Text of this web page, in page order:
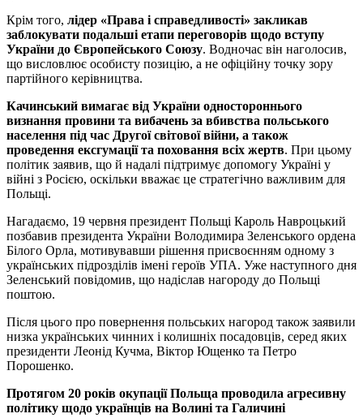
Крім того, лідер «Права і справедливості» закликав
заблокувати подальші етапи переговорів щодо вступу
України до Європейського Союзу. Водночас він наголосив,
що висловлює особисту позицію, а не офіційну точку зору
партійного керівництва.
Качинський вимагає від України одностороннього
визнання провини та вибачень за вбивства польського
населення під час Другої світової війни, а також
проведення ексгумації та поховання всіх жертв. При цьому
політик заявив, що й надалі підтримує допомогу Україні у
війні з Росією, оскільки вважає це стратегічно важливим для
Польщі.
Нагадаємо, 19 червня президент Польщі Кароль Навроцький
позбавив президента України Володимира Зеленського ордена
Білого Орла, мотивувавши рішення присвоєнням одному з
українських підрозділів імені героїв УПА. Уже наступного дня
Зеленський повідомив, що надіслав нагороду до Польщі
поштою.
Після цього про повернення польських нагород також заявили
низка українських чинних і колишніх посадовців, серед яких
президенти Леонід Кучма, Віктор Ющенко та Петро
Порошенко.
Протягом 20 років окупації Польща проводила агресивну
політику щодо українців на Волині та Галичині